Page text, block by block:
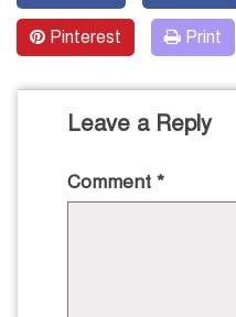
Pinterest Print
Leave a Reply
Comment *